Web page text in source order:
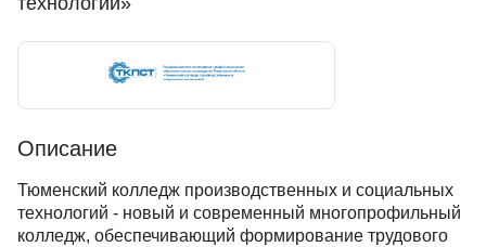
Описание
Тюменский колледж производственных и социальных
технологий - новый и современный многопрофильный
колледж, обеспечивающий формирование трудового